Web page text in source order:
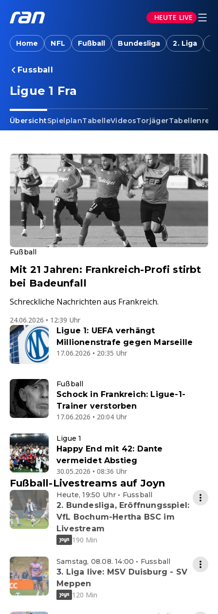
HEUTE LIVE
Home NFL Fußball Bundesliga 2. Liga
Fussball
Ligue 1 Fra
ÜbersichtSpielplanTabelleVideosTorjäger
Fußball
Mit 21 Jahren: Frankreich-Profi stirbt
bei Badeunfall
Schreckliche Nachrichten aus Frankreich.
24.06.2026 • 12:39 Uhr
Ligue 1: UEFA verhängt
Millionenstrafe gegen Marseille
17.06.2026 • 20:35 Uhr
Fußball
Schock in Frankreich: Ligue-1-
Trainer verstorben
17.06.2026 • 20:04 Uhr
Ligue 1
Happy End mit 42: Dante
vermeidet Abstieg
30.05.2026 • 08:36 Uhr
Fußball-Livestreams auf Joyn
Heute, 19:50 Uhr • Fussball
2. Bundesliga, Eröffnungsspiel:
VfL Bochum-Hertha BSC im
Livestream
190 Min
Samstag, 08.08. 14:00 • Fussball
3. Liga live: MSV Duisburg - SV
Meppen
120 Min